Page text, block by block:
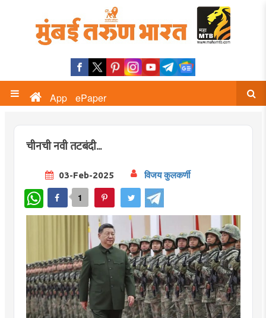
App ePaper
चीनची नवी तटबंदी...
03-Feb-2025 विजय कुलकर्णी
WhatsApp
1